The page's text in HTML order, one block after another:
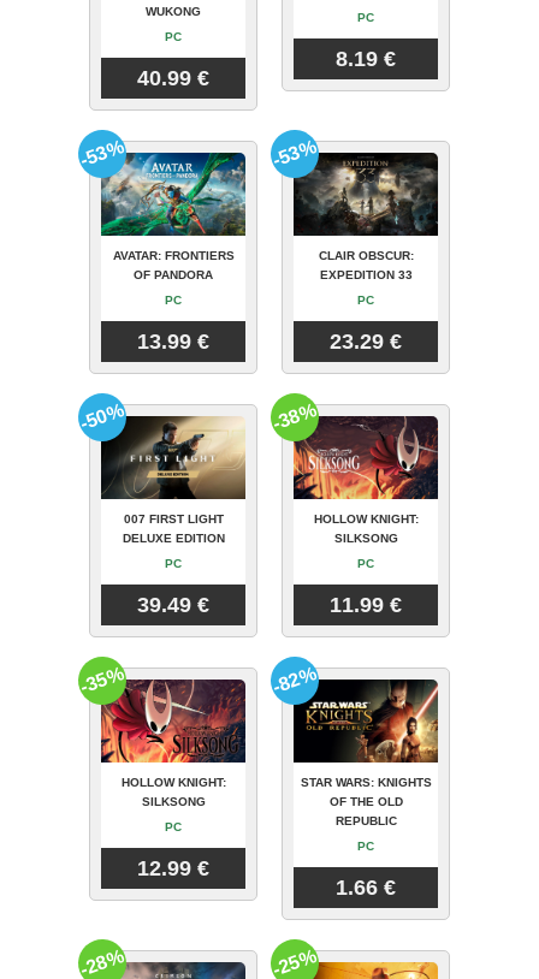
WUKONG
PC
40.99 €
PC
8.19 €
AVATAR: FRONTIERS
OF PANDORA
PC
13.99 €
-53%
CLAIR OBSCUR:
EXPEDITION 33
PC
23.29 €
-53%
007 FIRST LIGHT
DELUXE EDITION
PC
39.49 €
-50%
HOLLOW KNIGHT:
SILKSONG
PC
11.99 €
-38%
HOLLOW KNIGHT:
SILKSONG
PC
12.99 €
-35%
STAR WARS: KNIGHTS
OF THE OLD
REPUBLIC
PC
1.66 €
-82%
-28% -25%